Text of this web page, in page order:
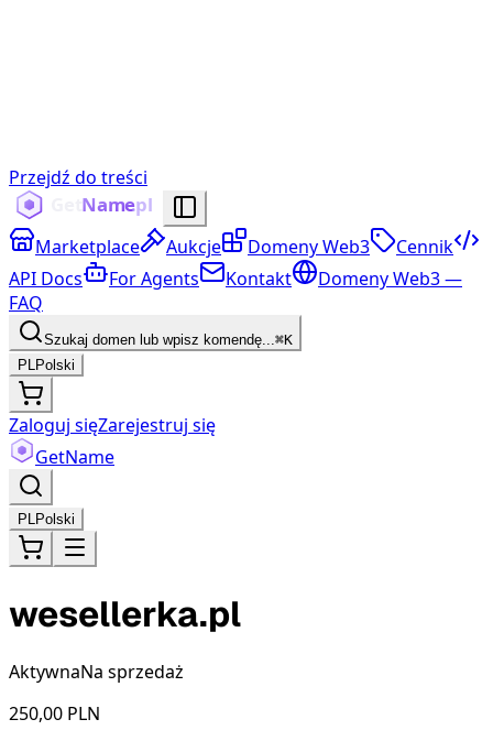
Przejdź do treści
Marketplace Aukcje Domeny Web3
Cennik
API Docs
For Agents Kontakt
Domeny Web3 —
FAQ
Szukaj domen lub wpisz komendę...⌘K
PLPolski
Zaloguj sięZarejestruj się
GetName
PLPolski
wesellerka.pl
AktywnaNa sprzedaż
250,00 PLN